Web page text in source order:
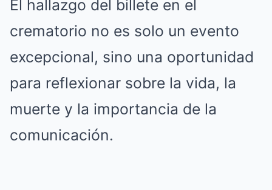
El hallazgo del billete en el
crematorio no es solo un evento
excepcional, sino una oportunidad
para reflexionar sobre la vida, la
muerte y la importancia de la
comunicación.